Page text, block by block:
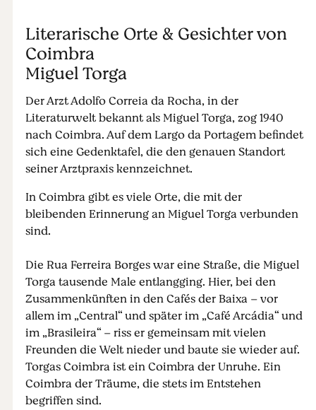
Literarische Orte & Gesichter von
Coimbra
Miguel Torga
Der Arzt Adolfo Correia da Rocha, in der
Literaturwelt bekannt als Miguel Torga, zog 1940
nach Coimbra. Auf dem Largo da Portagem befindet
sich eine Gedenktafel, die den genauen Standort
seiner Arztpraxis kennzeichnet.
In Coimbra gibt es viele Orte, die mit der
bleibenden Erinnerung an Miguel Torga verbunden
sind.
Die Rua Ferreira Borges war eine Straße, die Miguel
Torga tausende Male entlangging. Hier, bei den
Zusammenkünften in den Cafés der Baixa – vor
allem im „Central“ und später im „Café Arcádia“ und
im „Brasileira“ – riss er gemeinsam mit vielen
Freunden die Welt nieder und baute sie wieder auf.
Torgas Coimbra ist ein Coimbra der Unruhe. Ein
Coimbra der Träume, die stets im Entstehen
begriffen sind.